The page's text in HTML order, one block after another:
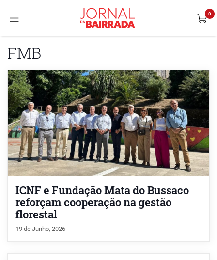
FMB
ICNF e Fundação Mata do Bussaco
reforçam cooperação na gestão
florestal
19 de Junho, 2026